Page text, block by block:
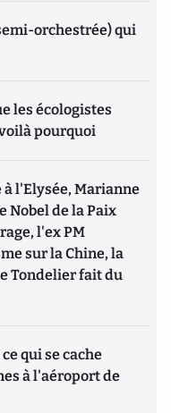
orchestrée) qui
les écologistes
pourquoi
l'Elysée, Marianne
Nobel de la Paix
l'ex PM
sur la Chine, la
Tondelier fait du
qui se cache
à l'aéroport de